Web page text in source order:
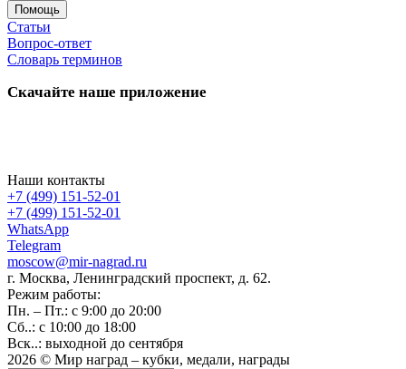
Помощь
Статьи
Вопрос-ответ
Словарь терминов
Скачайте наше приложение
Наши контакты
+7 (499) 151-52-01
+7 (499) 151-52-01
WhatsApp
Telegram
moscow@mir-nagrad.ru
г. Москва, Ленинградский проспект, д. 62.
Режим работы:
Пн. – Пт.: с 9:00 до 20:00
Сб..: с 10:00 до 18:00
Вск..: выходной до сентября
2026 © Мир наград – кубки, медали, награды